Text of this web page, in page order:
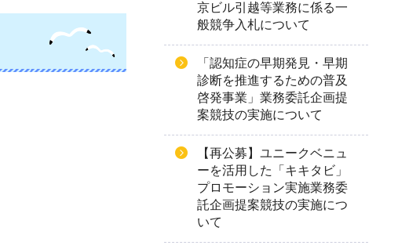
京ビル引越等業務に係る一
般競争入札について
「認知症の早期発見・早期
診断を推進するための普及
啓発事業」業務委託企画提
案競技の実施について
【再公募】ユニークベニュ
ーを活用した「キキタビ」
プロモーション実施業務委
託企画提案競技の実施につ
いて